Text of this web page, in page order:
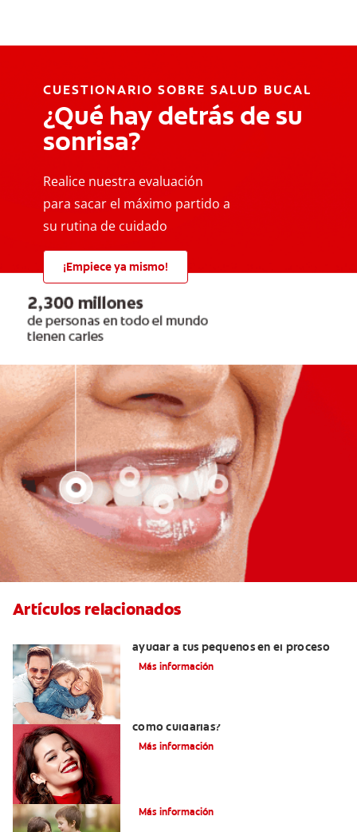
CUESTIONARIO SOBRE SALUD BUCAL
¿Qué hay detrás de su
sonrisa?
Realice nuestra evaluación
para sacar el máximo partido a
su rutina de cuidado
¡Empiece ya mismo!
Artículos relacionados
ayudar a tus pequeños en el proceso
Más información
cómo cuidarlas?
Más información
Más información